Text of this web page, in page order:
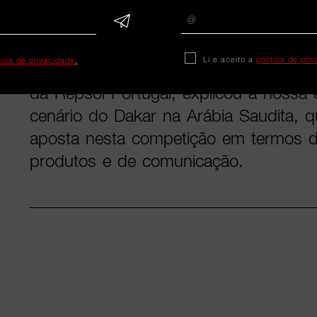
Neste episódio da série Beyond
Pacheco, responsável de
da Repsol Portugal, explicou à nossa
cenário do Dakar na Arábia Saudita,
aposta nesta competição em termos
produtos e de comunicação.
de privacidade Li e aceito a política de